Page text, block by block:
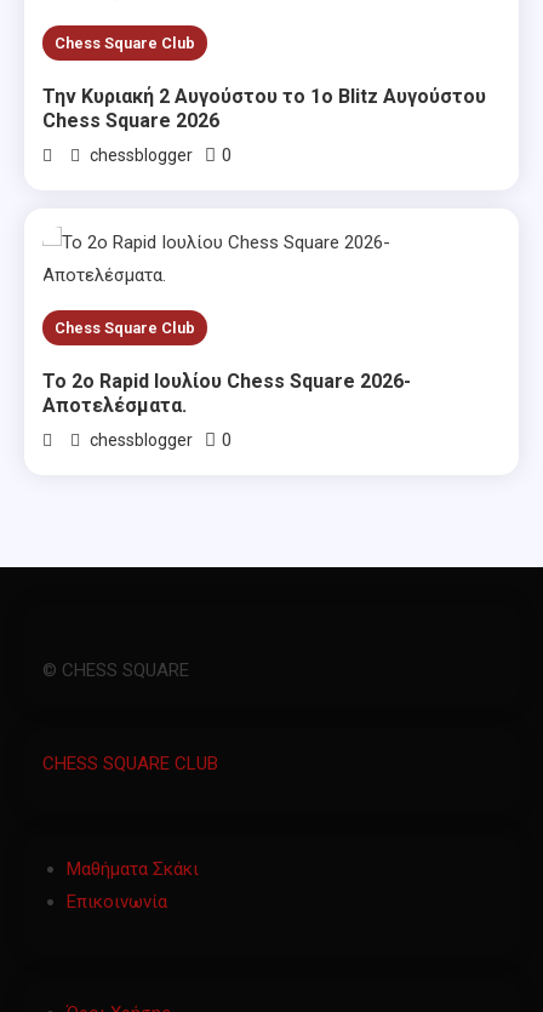
Chess Square Club
Την Κυριακή 2 Αυγούστου το 1ο Blitz Αυγούστου
Chess Square 2026
chessblogger 0
Chess Square Club
Το 2ο Rapid Ιουλίου Chess Square 2026-
Αποτελέσματα.
chessblogger 0
© CHESS SQUARE
CHESS SQUARE CLUB
Μαθήματα Σκάκι
Επικοινωνία